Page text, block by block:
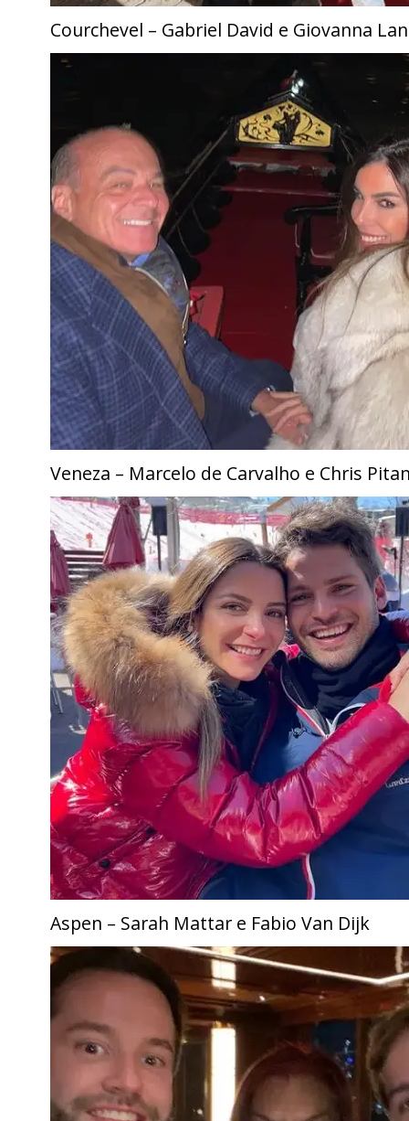
Courchevel – Gabriel David e Giovanna
Veneza – Marcelo de Carvalho e Chris
Aspen – Sarah Mattar e Fabio Van Dijk